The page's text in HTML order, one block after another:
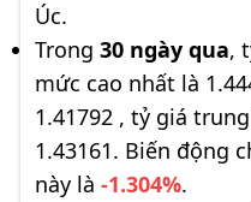
Úc.
Trong 30 ngày qua,
mức cao nhất là
1.41792 , tỷ giá
1.43161. Biến động
này là -1.304%.